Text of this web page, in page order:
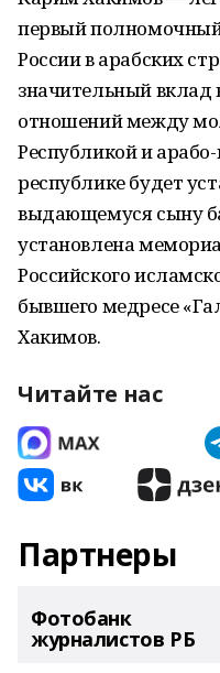
первый полномочный
России в арабских
значительный вклад
отношений между
Республикой и
республике будет
выдающемуся сыну
установлена
Российского
бывшего медресе
Хакимов.
Читайте нас
Партнеры
Фотобанк
журналистов РБ